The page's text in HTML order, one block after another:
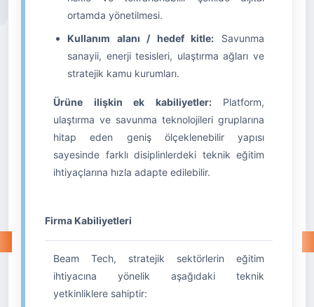
ortamda yönetilmesi.
Kullanım alanı / hedef kitle: Savunma
sanayii, enerji tesisleri, ulaştırma ağları ve
stratejik kamu kurumları.
Ürüne ilişkin ek kabiliyetler:Platform,
ulaştırma ve savunma teknolojileri gruplarına
hitap eden geniş ölçeklenebilir yapısı
sayesinde farklı disiplinlerdeki teknik eğitim
ihtiyaçlarına hızla adapte edilebilir.
Firma Kabiliyetleri
Beam Tech, stratejik sektörlerin eğitim
ihtiyacına yönelik aşağıdaki teknik
yetkinliklere sahiptir: